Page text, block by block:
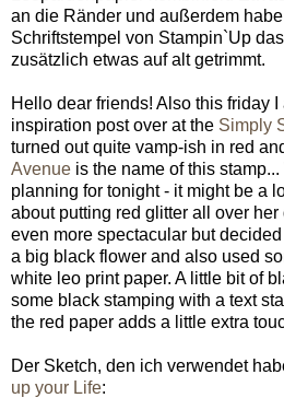
an die Ränder und außerdem
Schriftstempel von Stampin`Up
zusätzlich etwas auf alt getrimmt.
Hello dear friends! Also this friday
inspiration post over at the Simply
turned out quite vamp-ish in red
Avenue is the name of this
planning for tonight - it might be a
about putting red glitter all over
even more spectacular but
a big black flower and also used
white leo print paper. A little bit of
some black stamping with a text
the red paper adds a little extra
Der Sketch, den ich verwendet
up your Life: